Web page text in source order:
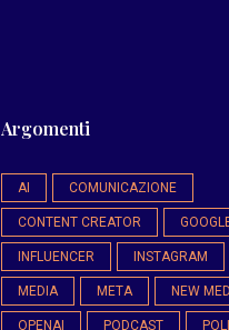
Argomenti
AI COMUNICAZIONE
CONTENT CREATOR
INFLUENCER INSTAGRAM
MEDIA META NEW
OPENAI PODCAST